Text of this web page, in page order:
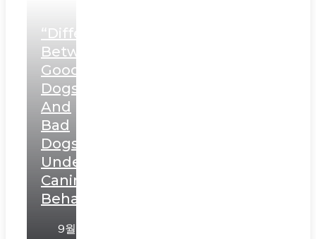
“Differentiating
Between
Good
Dogs
And
Bad
Dogs:
Understanding
Canine
Behavior”
9월